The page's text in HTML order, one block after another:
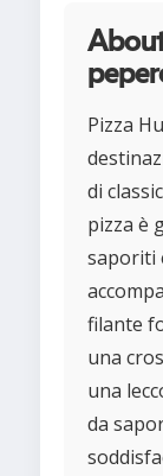
Pizza
di
pizza è
saporiti
filante
una
una
da